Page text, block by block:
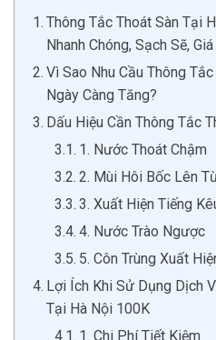
Thông Tắc Thoát Sàn Tại
Nhanh Chóng, Sạch Sẽ,
Vì Sao Nhu Cầu Thông
Ngày Càng Tăng?
Dấu Hiệu Cần Thông Tắc
1. Nước Thoát Chậm
2. Mùi Hôi Bốc Lên
3. Xuất Hiện Tiếng
4. Nước Trào Ngược
5. Côn Trùng Xuất
Lợi Ích Khi Sử Dụng Dịch
Tại Hà Nội 100K
1. Chi Phí Tiết Kiệm